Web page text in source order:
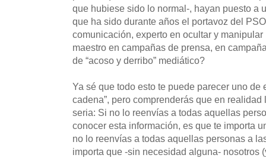
que hubiese sido lo normal-, hayan puesto a
que ha sido durante años el portavoz del
comunicación, experto en ocultar y
maestro en campañas de prensa, en
de “acoso y derribo” mediático?
Ya sé que todo esto te puede parecer uno de
cadena”, pero comprenderás que en
seria: Si no lo reenvías a todas aquellas
conocer esta información, es que te importa
no lo reenvías a todas aquellas personas a
importa que -sin necesidad alguna- nosotros